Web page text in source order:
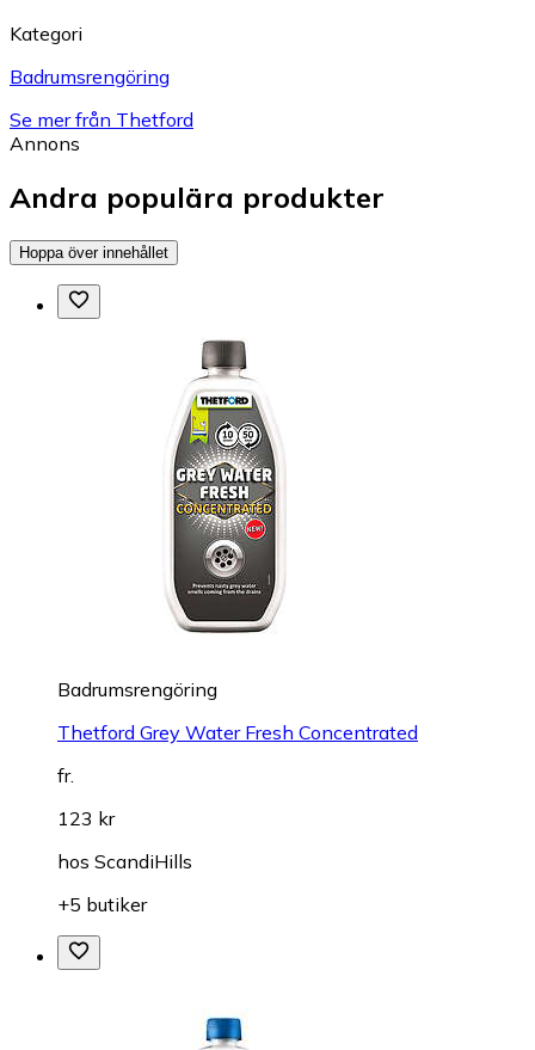
Kategori
Badrumsrengöring
Se mer från Thetford
Annons
Andra populära produkter
Hoppa över innehållet
Badrumsrengöring
Thetford Grey Water Fresh Concentrated
fr.
123 kr
hos ScandiHills
+5 butiker